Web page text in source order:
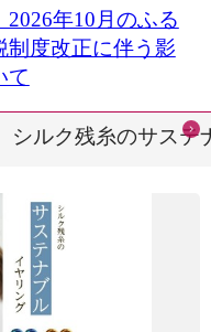
2026年10月のふる
制度改正に伴う影
て
シルク残糸のサステ